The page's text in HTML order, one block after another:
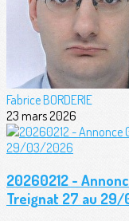
Fabrice BORDERIE
23 mars 2026
20260212 -
Treignat 27 au